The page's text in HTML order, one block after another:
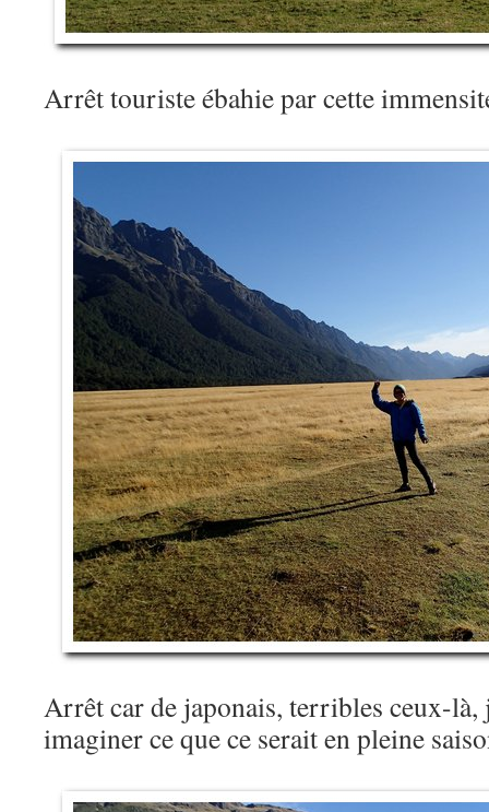
Arrêt touriste ébahie par cette
Arrêt car de japonais, terribles ceux-là,
imaginer ce que ce serait en pleine